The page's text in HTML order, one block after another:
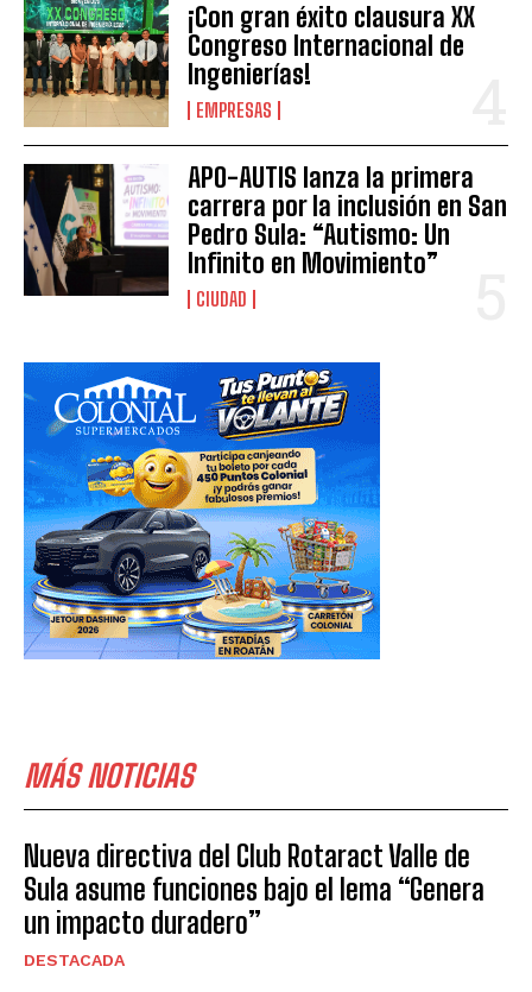
¡Con gran éxito clausura XX
Congreso Internacional de
Ingenierías!
EMPRESAS
APO-AUTIS lanza la primera
carrera por la inclusión en San
Pedro Sula: “Autismo: Un
Infinito en Movimiento”
CIUDAD
MÁS NOTICIAS
Nueva directiva del Club Rotaract Valle de
Sula asume funciones bajo el lema “Genera
un impacto duradero”
DESTACADA